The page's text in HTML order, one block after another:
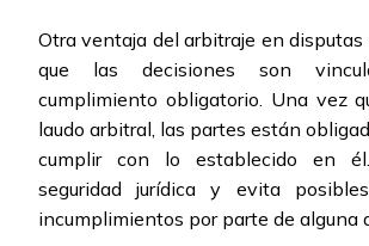
Otra ventaja del arbitraje en disputas
que las decisiones son
cumplimiento obligatorio. Una vez
laudo arbitral, las partes están
cumplir con lo establecido en
seguridad jurídica y evita
incumplimientos por parte de alguna